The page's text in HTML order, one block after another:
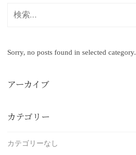
Sorry, no posts found in selected category.
アーカイブ
カテゴリー
カテゴリーなし